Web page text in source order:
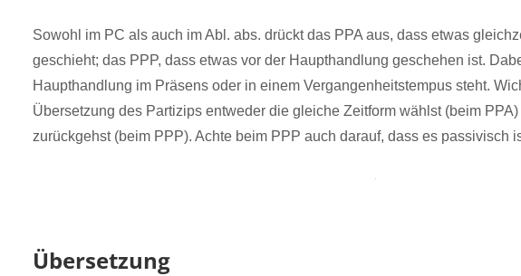
Sowohl im PC als auch im Abl. abs. drückt das PPA aus, dass etwas
geschieht; das PPP, dass etwas vor der Haupthandlung geschehen ist.
Haupthandlung im Präsens oder in einem Vergangenheitstempus steht.
Übersetzung des Partizips entweder die gleiche Zeitform wählst (beim
zurückgehst (beim PPP). Achte beim PPP auch darauf, dass es passivisch
Übersetzung